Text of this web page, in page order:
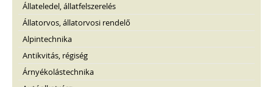
Állateledel, állatfelszerelés
Állatorvos, állatorvosi rendelő
Alpintechnika
Antikvitás, régiség
Árnyékolástechnika